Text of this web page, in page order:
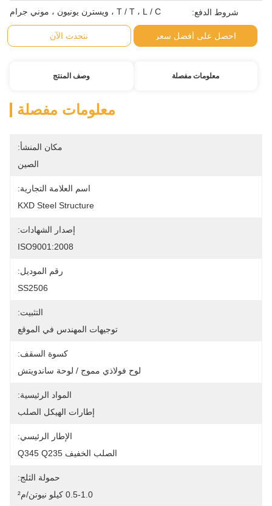
شروط الدفع: T / T ، L / C ، ويسترن يونيون ، موني جرام
احصل على أفضل سعر نتحدث الآن
معلومات مفصلة وصف المنتج
معلومات مفصلة
مكان المنشأ:
الصين
اسم العلامة التجارية:
KXD Steel Structure
إصدار الشهادات:
ISO9001:2008
رقم الموديل:
SS2506
التثبيت:
توجيهات المهندس في الموقع
كسوة السقف:
لوح فولاذي مموج / لوحة ساندويتش
المواد الرئيسية:
إطارات الهيكل الصلب
الإطار الرئيسي:
الصلب الخفيف Q345 Q235
حمولة الثلج:
0.5-1.0 كيلو نيوتن/م²